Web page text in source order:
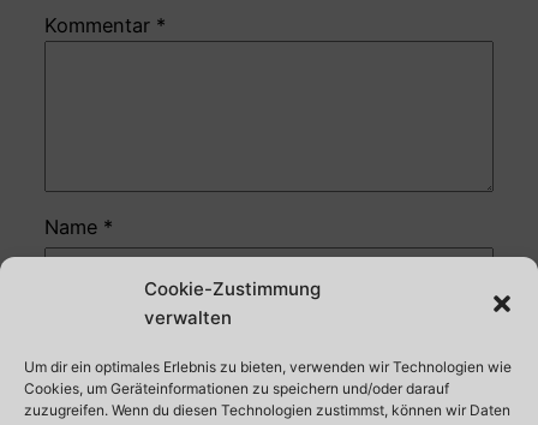
Cookie-Zustimmung
verwalten
Um dir ein optimales Erlebnis zu bieten, verwenden wir Technologien wie
Cookies, um Geräteinformationen zu speichern und/oder darauf
zuzugreifen. Wenn du diesen Technologien zustimmst, können wir Daten
Kommentar *
Name *
E-Mail-Adresse *
Website